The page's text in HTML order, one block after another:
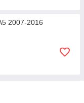
2007-2016